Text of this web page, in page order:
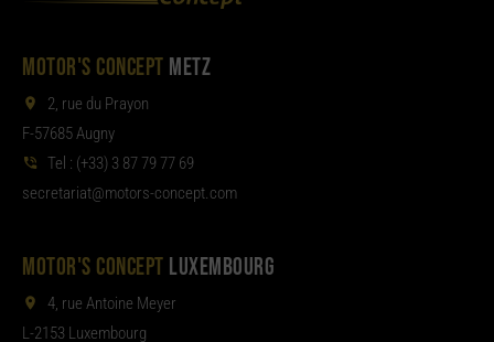
MOTOR'S CONCEPT METZ
2, rue du Prayon
F-57685 Augny
Tel : (+33) 3 87 79 77 69
moc.tpecnoc-sro
tom@tair
aterces
MOTOR'S CONCEPT LUXEMBOURG
4, rue Antoine Meyer
L-2153 Luxembourg